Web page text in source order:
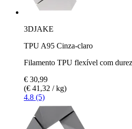
3DJAKE
TPU A95 Cinza-claro
Filamento TPU flexível com
€ 30,99
(€ 41,32 / kg)
4.8 (5)